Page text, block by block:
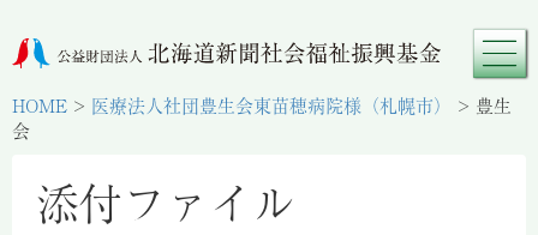
HOME > 医療法人社団豊生会東苗穂病院様（札幌市） > 豊生
会
添付ファイル